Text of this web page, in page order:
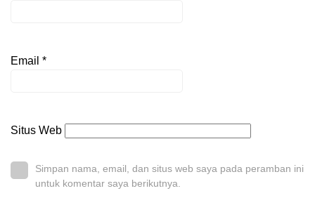
Email *
Situs Web
Simpan nama, email, dan situs web saya pada peramban ini
untuk komentar saya berikutnya.